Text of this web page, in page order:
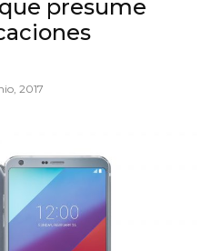
presume
2017